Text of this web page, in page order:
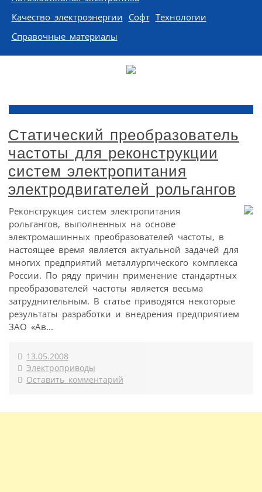
Качество электроэнергии Софт Технологии
Справочные материалы
Статический преобразователь
частоты для реконструкции
систем электропитания
электродвигателей рольгангов
Реконструкция систем электропитания
рольгангов, выполненных на основе
электромашинных преобразователей частоты, в
настоящее время является актуальной задачей для
многих предприятий металлургического комплекса
России. По ряду причин применение стандартных
преобразователей частоты является весьма
затруднительным. В статье приводятся некоторые
результаты разработки и внедрения предприятием
ЗАО «Ав...
13.05.2008
Электроприводы
Оставить комментарий